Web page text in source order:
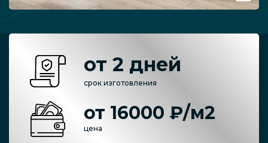
от 2 дней
срок изготовления
от 16000 ₽/м2
цена